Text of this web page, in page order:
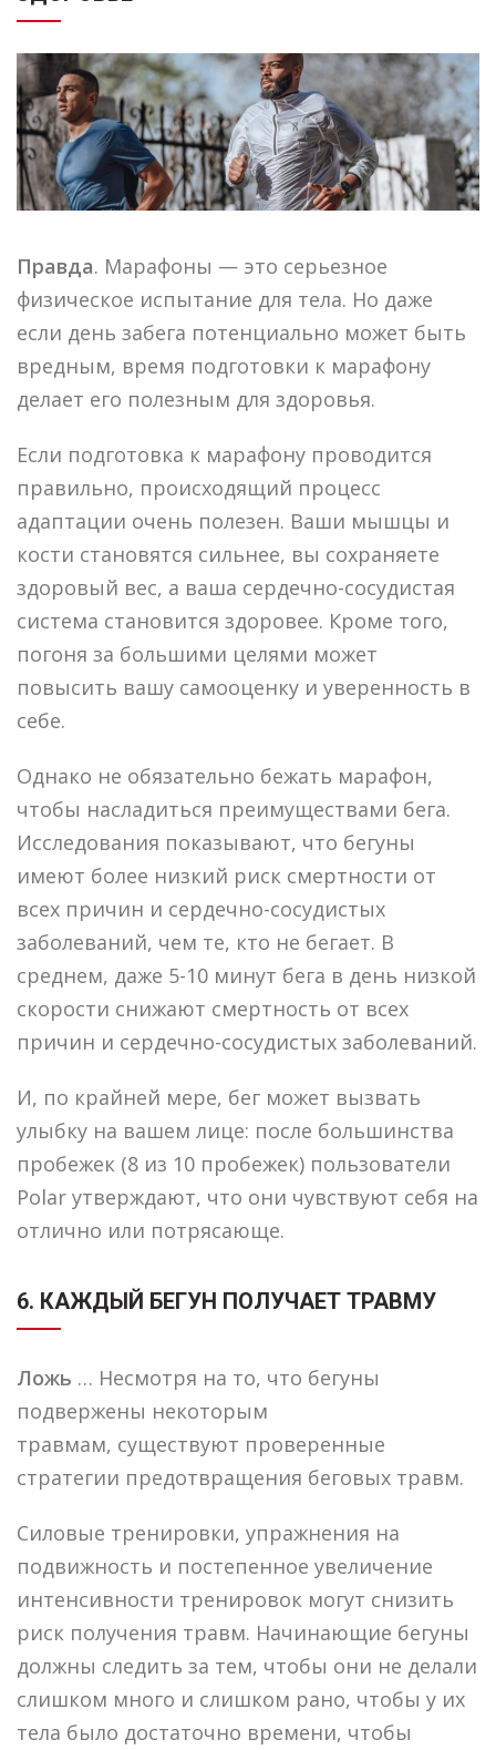
Правда. Марафоны — это серьезное
физическое испытание для тела. Но даже
если день забега потенциально может быть
вредным, время подготовки к марафону
делает его полезным для здоровья.
Если подготовка к марафону проводится
правильно, происходящий процесс
адаптации очень полезен. Ваши мышцы и
кости становятся сильнее, вы сохраняете
здоровый вес, а ваша сердечно-сосудистая
система становится здоровее. Кроме того,
погоня за большими целями может
повысить вашу самооценку и уверенность в
себе.
Однако не обязательно бежать марафон,
чтобы насладиться преимуществами бега.
Исследования показывают, что бегуны
имеют более низкий риск смертности от
всех причин и сердечно-сосудистых
заболеваний, чем те, кто не бегает. В
среднем, даже 5-10 минут бега в день низкой
скорости снижают смертность от всех
причин и сердечно-сосудистых заболеваний.
И, по крайней мере, бег может вызвать
улыбку на вашем лице: после большинства
пробежек (8 из 10 пробежек) пользователи
Polar утверждают, что они чувствуют себя на
отлично или потрясающе.
6. КАЖДЫЙ БЕГУН ПОЛУЧАЕТ ТРАВМУ
Ложь … Несмотря на то, что бегуны
подвержены некоторым
травмам, существуют проверенные
стратегии предотвращения беговых травм.
Силовые тренировки, упражнения на
подвижность и постепенное увеличение
интенсивности тренировок могут снизить
риск получения травм. Начинающие бегуны
должны следить за тем, чтобы они не делали
слишком много и слишком рано, чтобы у их
тела было достаточно времени, чтобы